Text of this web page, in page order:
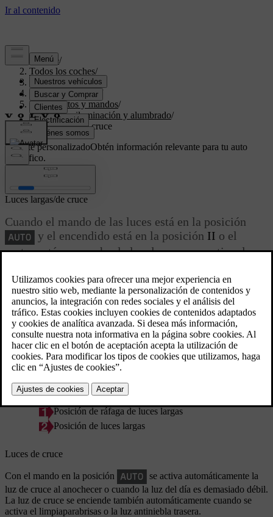
Soporte/
Todos los coches/
V70 2016 /
Manual de usuario
Instrumentos y mandos/
Mandos - iluminación y alumbrado/
Luces largas/de cruce
Soporte personalizadoObtén información relevante para tu auto
específico.
Iniciar sesión
Actualizado 08/06/2023
Luces largas/de cruce
Cuando el mando de las luces está en la posición
y el encendido está en la posición II o el
motor está en marcha, la luz de cruce se activa de
iluminación.
Palanca del volante y mando de las luces.
Posición de ráfaga de luces largas
Posición de luces largas
Luces de cruce
Con el mando en la posición
se activa automáticamente la
luz de cruce al anochecer o cuando la luz del día es demasiado débil.
La luz de cruce se enciende también automáticamente cuando se
activa el limpiaparabrisas o la luz antiniebla trasera.